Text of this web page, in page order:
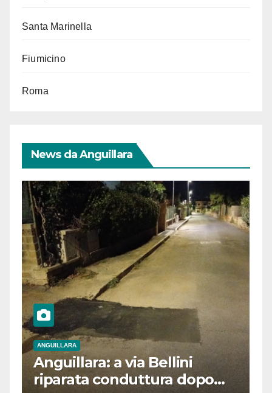
Santa Marinella
Fiumicino
Roma
News da Anguillara
ANGUILLARA
Anguillara: a via Bellini
riparata conduttura dopo